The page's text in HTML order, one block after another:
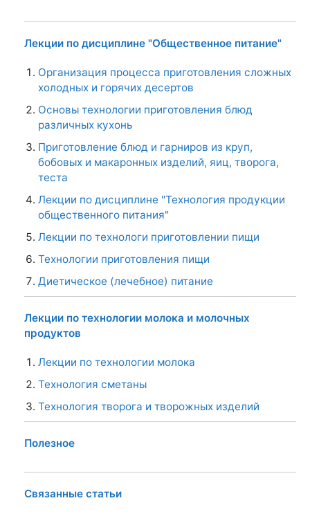
Лекции по дисциплине "Общественное питание"
Организация процесса приготовления сложных
холодных и горячих десертов
Основы технологии приготовления блюд
различных кухонь
Приготовление блюд и гарниров из круп,
бобовых и макаронных изделий, яиц, творога,
теста
Лекции по дисциплине "Технология продукции
общественного питания"
Лекции по технологи приготовлении пищи
Технологии приготовления пищи
Диетическое (лечебное) питание
Лекции по технологии молока и молочных
продуктов
Лекции по технологии молока
Технология сметаны
Технология творога и творожных изделий
Полезное
Связанные статьи